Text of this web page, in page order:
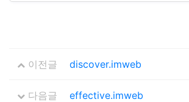
이전글 discover.imweb
다음글 effective.imweb